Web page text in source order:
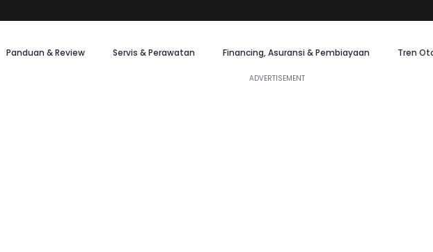
Panduan & Review Servis & Perawatan Financing, Asuransi & Pembiayaan Tren